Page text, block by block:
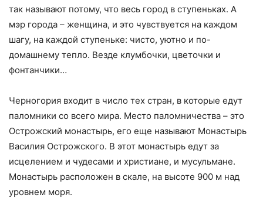
так называют потому, что весь город в ступеньках. А
мэр города – женщина, и это чувствуется на каждом
шагу, на каждой ступеньке: чисто, уютно и по-
домашнему тепло. Везде клумбочки, цветочки и
фонтанчики…
Черногория входит в число тех стран, в которые едут
паломники со всего мира. Место паломничества – это
Острожский монастырь, его еще называют Монастырь
Василия Острожского. В этот монастырь едут за
исцелением и чудесами и христиане, и мусульмане.
Монастырь расположен в скале, на высоте 900 м над
уровнем моря.